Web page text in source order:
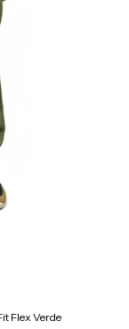
Flex Verde